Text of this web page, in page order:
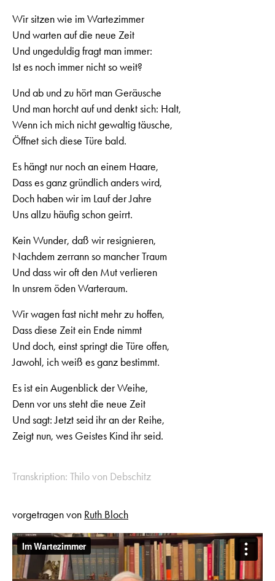
Wir sitzen wie im Wartezimmer
Und warten auf die neue Zeit
Und ungeduldig fragt man immer:
Ist es noch immer nicht so weit?
Und ab und zu hört man Geräusche
Und man horcht auf und denkt sich: Halt,
Wenn ich mich nicht gewaltig täusche,
Öffnet sich diese Türe bald.
Es hängt nur noch an einem Haare,
Dass es ganz gründlich anders wird,
Doch haben wir im Lauf der Jahre
Uns allzu häufig schon geirrt.
Kein Wunder, daß wir resignieren,
Nachdem zerrann so mancher Traum
Und dass wir oft den Mut verlieren
In unsrem öden Warteraum.
Wir wagen fast nicht mehr zu hoffen,
Dass diese Zeit ein Ende nimmt
Und doch, einst springt die Türe offen,
Jawohl, ich weiß es ganz bestimmt.
Es ist ein Augenblick der Weihe,
Denn vor uns steht die neue Zeit
Und sagt: Jetzt seid ihr an der Reihe,
Zeigt nun, wes Geistes Kind ihr seid.
Transkription: Thilo von Debschitz
vorgetragen von Ruth Bloch